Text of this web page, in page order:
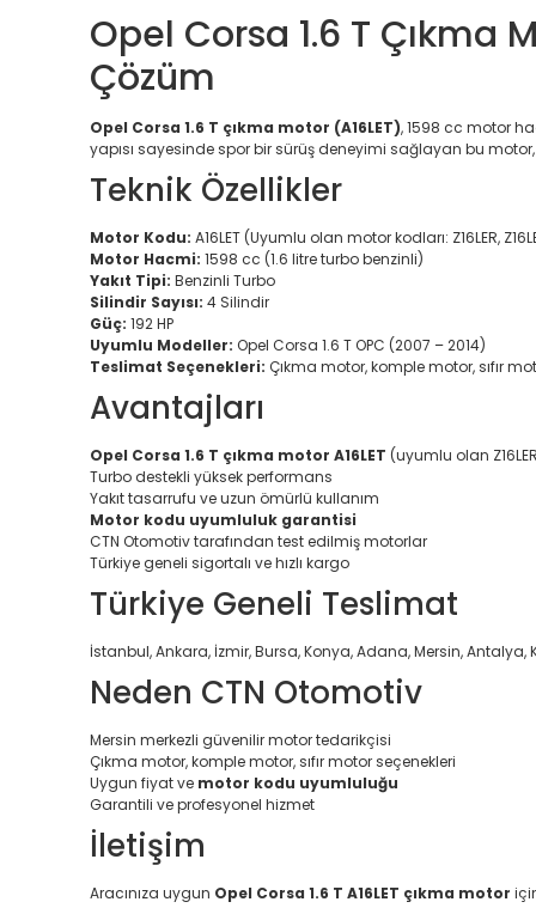
Opel Corsa 1.6 T Çıkma
Çözüm
Opel Corsa 1.6 T çıkma motor (A16LET), 1598 cc motor
yapısı sayesinde spor bir sürüş deneyimi sağlayan bu
Teknik Özellikler
Motor Kodu: A16LET (Uyumlu olan motor kodları: Z16LER,
Motor Hacmi: 1598 cc (1.6 litre turbo benzinli)
Yakıt Tipi: Benzinli Turbo
Silindir Sayısı: 4 Silindir
Güç: 192 HP
Uyumlu Modeller: Opel Corsa 1.6 T OPC (2007 – 2014)
Teslimat Seçenekleri: Çıkma motor, komple motor, sıfır
Avantajları
Opel Corsa 1.6 T çıkma motor A16LET (uyumlu olan Z16LER,
Turbo destekli yüksek performans
Yakıt tasarrufu ve uzun ömürlü kullanım
Motor kodu uyumluluk garantisi
CTN Otomotiv tarafından test edilmiş motorlar
Türkiye geneli sigortalı ve hızlı kargo
Türkiye Geneli Teslimat
İstanbul, Ankara, İzmir, Bursa, Konya, Adana, Mersin,
Neden CTN Otomotiv
Mersin merkezli güvenilir motor tedarikçisi
Çıkma motor, komple motor, sıfır motor seçenekleri
Uygun fiyat ve motor kodu uyumluluğu
Garantili ve profesyonel hizmet
İletişim
Aracınıza uygun Opel Corsa 1.6 T A16LET çıkma motor